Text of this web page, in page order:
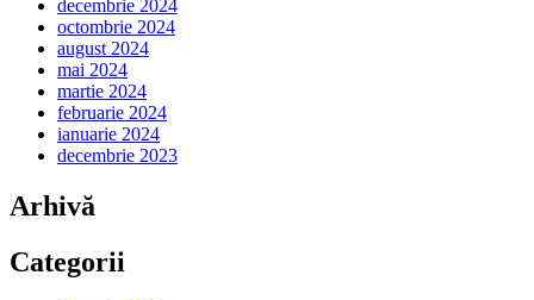
decembrie 2024
octombrie 2024
august 2024
mai 2024
martie 2024
februarie 2024
ianuarie 2024
decembrie 2023
Arhivă
Categorii